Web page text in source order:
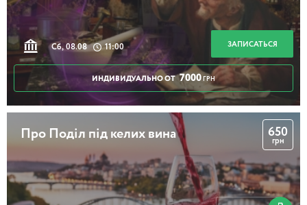
Сб, 08.08 11:00 ЗАПИСАТЬСЯ
ИНДИВИДУАЛЬНО ОТ 7000 ГРН
Про Поділ під келих вина 650
грн